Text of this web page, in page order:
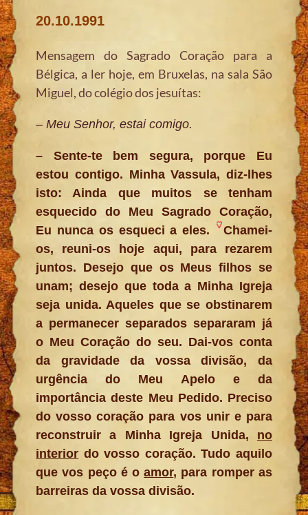
20.10.1991
Mensagem do Sagrado Coração para a
Bélgica, a ler hoje, em Bruxelas, na sala São
Miguel, do colégio dos jesuítas:
– Meu Senhor, estai comigo.
– Sente-te bem segura, porque Eu
estou contigo. Minha Vassula, diz-lhes
isto: Ainda que muitos se tenham
esquecido do Meu Sagrado Coração,
Eu nunca os esqueci a eles.
Chamei-
os, reuni-os hoje aqui, para rezarem
juntos. Desejo que os Meus filhos se
unam; desejo que toda a Minha Igreja
seja unida. Aqueles que se obstinarem
a permanecer separados separaram já
o Meu Coração do seu. Dai-vos conta
da gravidade da vossa divisão, da
urgência do Meu Apelo e da
importância deste Meu Pedido. Preciso
do vosso coração para vos unir e para
reconstruir a Minha Igreja Unida, no
interior do vosso coração. Tudo aquilo
que vos peço é oamor, para romper as
barreiras da vossa divisão.